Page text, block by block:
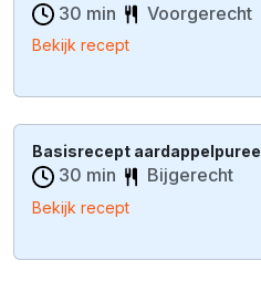
30 min Voorgerecht
Bekijk recept
Basisrecept aardappelpuree
30 min Bijgerecht
Bekijk recept